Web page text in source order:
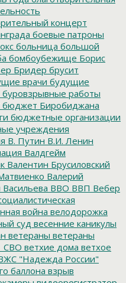
концерт
боевые патроны
больница большой
бомбоубежище Борис
Бридер брусит
врачи будущие
буровзрывные работы
бюджет Биробиджана
бюджетные организации
учреждения
В. Путин В.И. Ленин
Валдгейм
Валентин Брусиловский
Валерий
Васильева ВВО ВВП Вебер
война велодорожка
суд весенние каникулы
ветераны ветераны
ветхие дома ветхое
"Надежда России"
баллона взрыв